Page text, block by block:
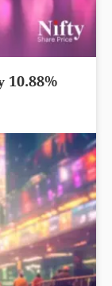
10.88%